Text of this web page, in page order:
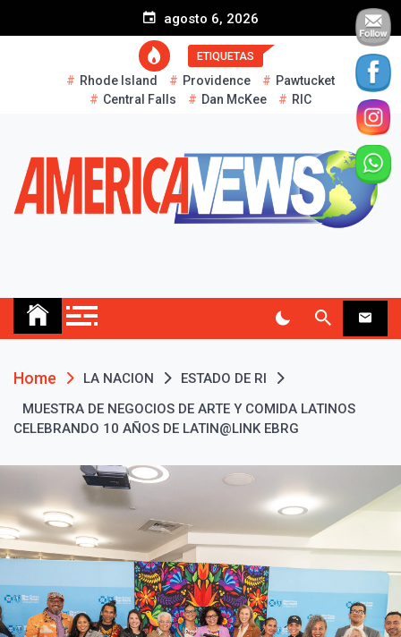
agosto 6, 2026
ETIQUETAS
Rhode Island Providence
Pawtucket
Central Falls
Dan McKee RIC
Home LA NACION
ESTADO DE RI
MUESTRA DE NEGOCIOS DE ARTE Y COMIDA LATINOS
CELEBRANDO 10 AÑOS DE LATIN@LINK EBRG